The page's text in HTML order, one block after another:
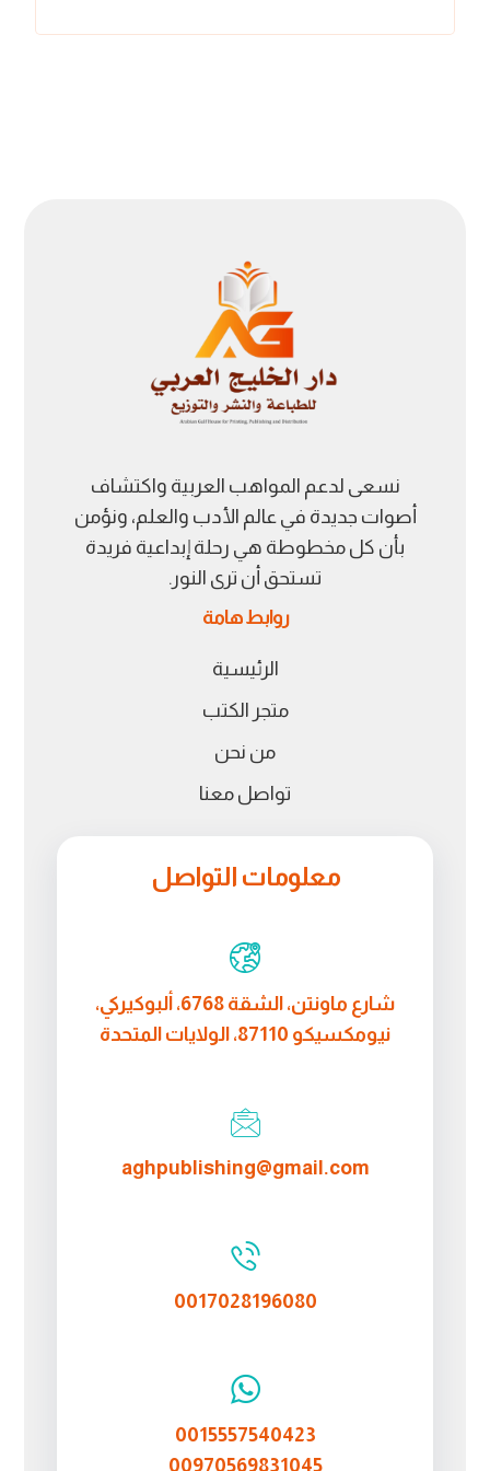
نسعى لدعم المواهب العربية واكتشاف
أصوات جديدة في عالم الأدب والعلم، ونؤمن
بأن كل مخطوطة هي رحلة إبداعية فريدة
تستحق أن ترى النور.
روابط هامة
الرئيسية
متجر الكتب
من نحن
تواصل معنا
معلومات التواصل
شارع ماونتن، الشقة 6768، ألبوكيركي،
نيومكسيكو 87110، الولايات المتحدة
aghpublishing@gmail.com
0017028196080
0015557540423
00970569831045